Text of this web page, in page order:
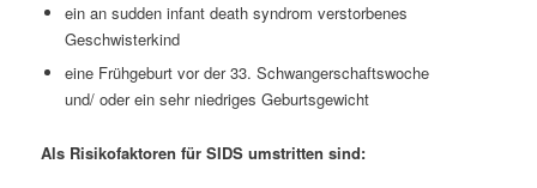
ein an sudden infant death syndrom verstorbenes
Geschwisterkind
eine Frühgeburt vor der 33. Schwangerschaftswoche
und/ oder ein sehr niedriges Geburtsgewicht
Als Risikofaktoren für SIDS umstritten sind: